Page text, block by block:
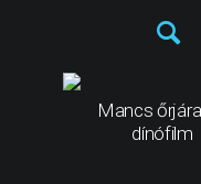
Mancs
dínófilm